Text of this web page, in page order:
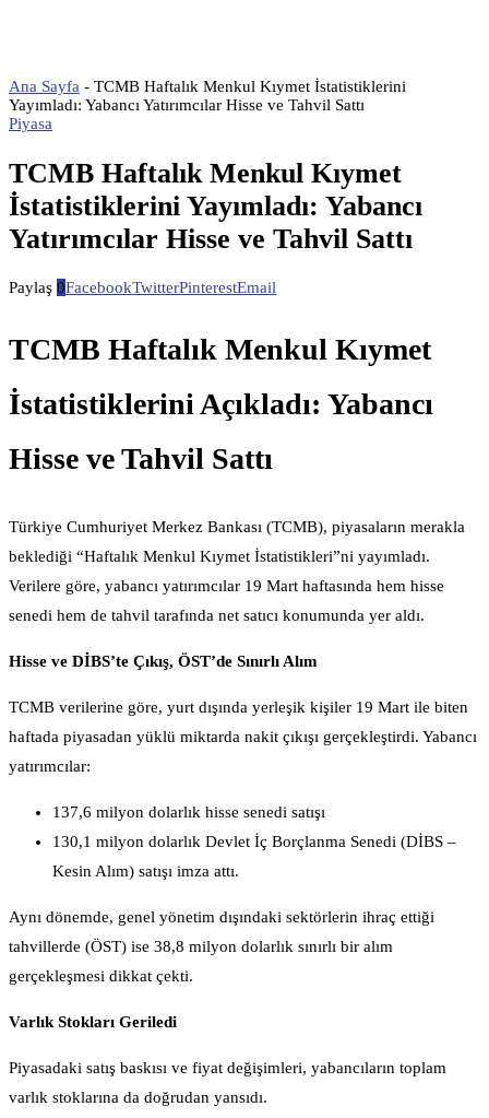
Ana Sayfa - TCMB Haftalık Menkul Kıymet İstatistiklerini
Yayımladı: Yabancı Yatırımcılar Hisse ve Tahvil Sattı
Piyasa
TCMB Haftalık Menkul Kıymet
İstatistiklerini Yayımladı: Yabancı
Yatırımcılar Hisse ve Tahvil Sattı
Paylaş 0FacebookTwitterPinterestEmail
TCMB Haftalık Menkul Kıymet
İstatistiklerini Açıkladı: Yabancı
Hisse ve Tahvil Sattı
Türkiye Cumhuriyet Merkez Bankası (TCMB), piyasaların merakla
beklediği “Haftalık Menkul Kıymet İstatistikleri”ni yayımladı.
Verilere göre, yabancı yatırımcılar 19 Mart haftasında hem hisse
senedi hem de tahvil tarafında net satıcı konumunda yer aldı.
Hisse ve DİBS’te Çıkış, ÖST’de Sınırlı Alım
TCMB verilerine göre, yurt dışında yerleşik kişiler 19 Mart ile biten
haftada piyasadan yüklü miktarda nakit çıkışı gerçekleştirdi. Yabancı
yatırımcılar:
137,6 milyon dolarlık hisse senedi satışı
130,1 milyon dolarlık Devlet İç Borçlanma Senedi (DİBS –
Kesin Alım) satışı imza attı.
Aynı dönemde, genel yönetim dışındaki sektörlerin ihraç ettiği
tahvillerde (ÖST) ise 38,8 milyon dolarlık sınırlı bir alım
gerçekleşmesi dikkat çekti.
Varlık Stokları Geriledi
Piyasadaki satış baskısı ve fiyat değişimleri, yabancıların toplam
varlık stoklarına da doğrudan yansıdı.